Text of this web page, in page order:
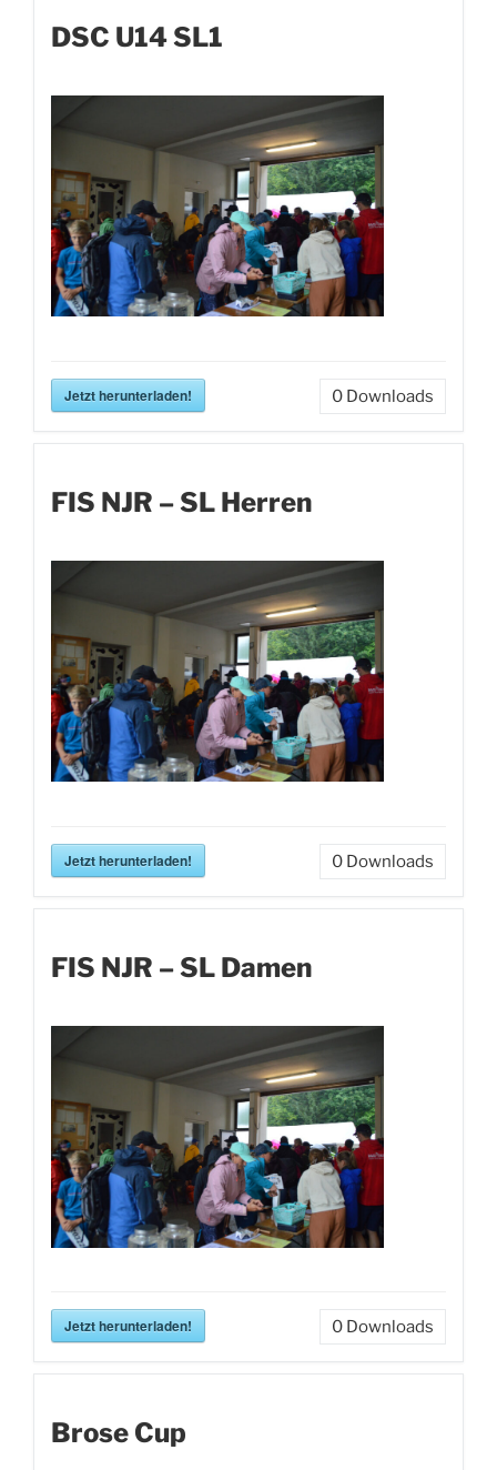
DSC U14 SL1
Jetzt herunterladen! 0 Downloads
FIS NJR – SL Herren
Jetzt herunterladen! 0 Downloads
FIS NJR – SL Damen
Jetzt herunterladen! 0 Downloads
Brose Cup